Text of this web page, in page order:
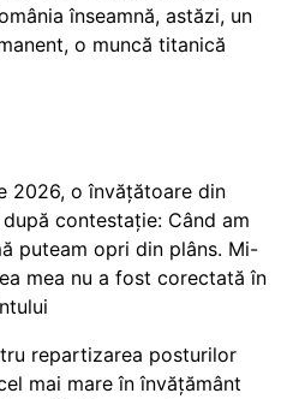
înseamnă, astăzi, un
o muncă titanică
2026, o învățătoare din
contestație: Când am
puteam opri din plâns. Mi-
mea nu a fost corectată în
repartizarea posturilor
mai mare în învățământ